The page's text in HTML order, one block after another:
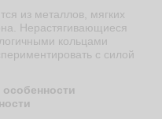
из металлов, мягких
Нерастягивающиеся
кольцами
с силой